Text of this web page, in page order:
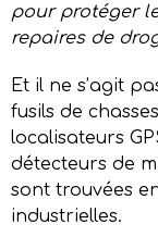
pour protéger
repaires de
Et il ne s’agit
fusils de
localisateurs
détecteurs de
sont trouvées
industrielles.